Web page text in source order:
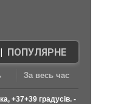
ПОПУЛЯРНЕ
За весь час
+37+39 градусів. -